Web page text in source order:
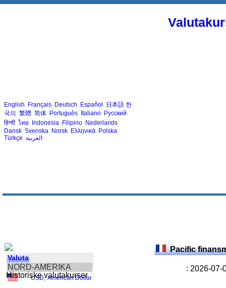
English Français Deutsch Español 日本語 한
국의 繁體 简体 Português Italiano Русский
हिन्दी ไทย Indonesia Filipino Nederlands
Dansk Svenska Norsk Ελληνικά Polska
Türkçe العربية
Valuta
NORD-AMERIKA
USD, American Dollar
Historiske valutakurser
Pacific
: 2026-07-